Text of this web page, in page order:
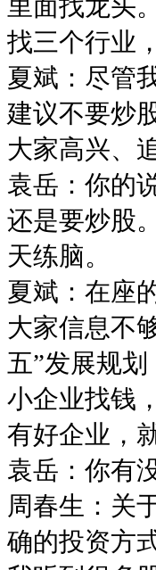
里面找龙头
找三个行业
夏斌：尽管
建议不要炒
大家高兴、
袁岳：你的
还是要炒股
天练脑。
夏斌：在座
大家信息不
五”发展规
小企业找钱
有好企业，
袁岳：你有
周春生：关
确的投资方